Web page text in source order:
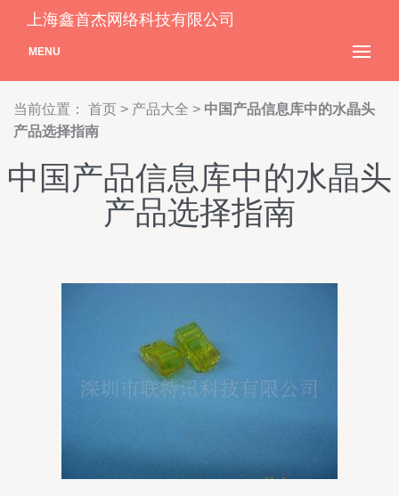
上海鑫首杰网络科技有限公司
MENU
当前位置： 首页 > 产品大全 > 中国产品信息库中的水晶头
产品选择指南
中国产品信息库中的水晶头
产品选择指南